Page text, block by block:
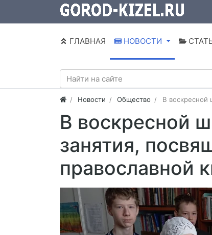
ГЛАВНАЯ НОВОСТИ
Новости Общество В воскресной
В воскресной
занятия,
православной